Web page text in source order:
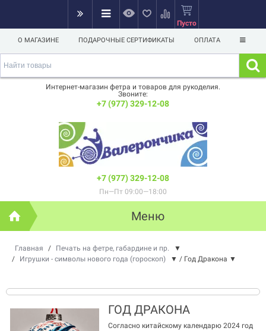
Пусто
О МАГАЗИНЕ ПОДАРОЧНЫЕ СЕРТИФИКАТЫ ОПЛАТА
Интернет-магазин фетра и товаров для рукоделия.
Звоните:
+7 (977) 329-12-08
+7 (977) 329-12-08
Пн—Пт 09:00—18:00
Меню
Главная / Печать на фетре, габардине и пр.
▼
/
Игрушки - символы нового года (гороскоп) ▼ / Год Дракона ▼
ГОД ДРАКОНА
Согласно китайскому календарю 2024 год